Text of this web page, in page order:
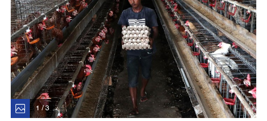
1 / 3